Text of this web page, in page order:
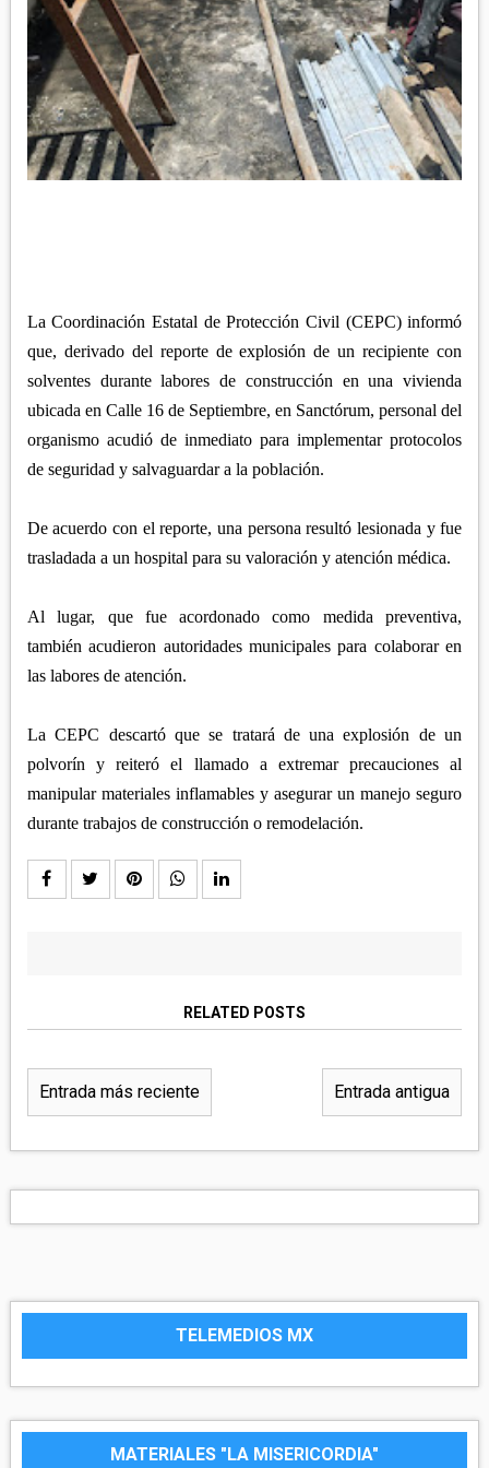
ZITLALTEPEC
TERRENATE
TLAXCO
XALOZTOC
CHIAUTEMPAN
CONTLA
PANOTLA
SAN PABLO DEL MONTE
REGIÓN PONIENTE
CALPULALPAN
HUEYOTLIPAN
NANACAMILPA
La Coordinación Estatal de Protección Civil (CEPC) informó
que, derivado del reporte de explosión de un recipiente con
solventes durante labores de construcción en una vivienda
ubicada en Calle 16 de Septiembre, en Sanctórum, personal del
organismo acudió de inmediato para implementar protocolos
de seguridad y salvaguardar a la población.
De acuerdo con el reporte, una persona resultó lesionada y fue
trasladada a un hospital para su valoración y atención médica.
Al lugar, que fue acordonado como medida preventiva,
también acudieron autoridades municipales para colaborar en
las labores de atención.
La CEPC descartó que se tratará de una explosión de un
polvorín y reiteró el llamado a extremar precauciones al
manipular materiales inflamables y asegurar un manejo seguro
durante trabajos de construcción o remodelación.
RELATED POSTS
Entrada más reciente Entrada antigua
TELEMEDIOS MX
MATERIALES "LA MISERICORDIA"